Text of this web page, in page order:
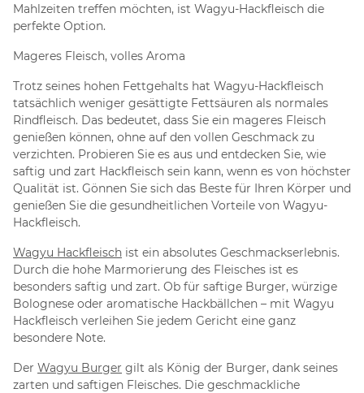
Mahlzeiten treffen möchten, ist Wagyu-Hackfleisch die
perfekte Option.
Mageres Fleisch, volles Aroma
Trotz seines hohen Fettgehalts hat Wagyu-Hackfleisch
tatsächlich weniger gesättigte Fettsäuren als normales
Rindfleisch. Das bedeutet, dass Sie ein mageres Fleisch
genießen können, ohne auf den vollen Geschmack zu
verzichten. Probieren Sie es aus und entdecken Sie, wie
saftig und zart Hackfleisch sein kann, wenn es von höchster
Qualität ist. Gönnen Sie sich das Beste für Ihren Körper und
genießen Sie die gesundheitlichen Vorteile von Wagyu-
Hackfleisch.
Wagyu Hackfleisch ist ein absolutes Geschmackserlebnis.
Durch die hohe Marmorierung des Fleisches ist es
besonders saftig und zart. Ob für saftige Burger, würzige
Bolognese oder aromatische Hackbällchen – mit Wagyu
Hackfleisch verleihen Sie jedem Gericht eine ganz
besondere Note.
Der Wagyu Burger gilt als König der Burger, dank seines
zarten und saftigen Fleisches. Die geschmackliche